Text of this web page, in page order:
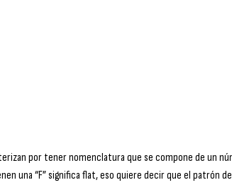
por tener nomenclatura que se compone de un
una “F” significa flat, eso quiere decir que el patrón